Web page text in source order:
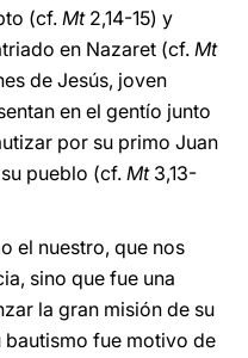
(cf. Mt2,14-15) y
en Nazaret (cf. Mt
de Jesús, joven
en el gentío junto
por su primo Juan
pueblo (cf.Mt3,13-
el nuestro, que nos
sino que fue una
la gran misión de su
bautismo fue motivo de